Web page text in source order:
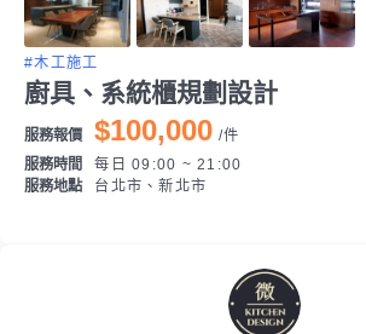
#木工施工
廚具、系統櫃規劃設計
服務報價 $100,000 /件
服務時間
每日 09:00 ~ 21:00
服務地點
台北市、新北市